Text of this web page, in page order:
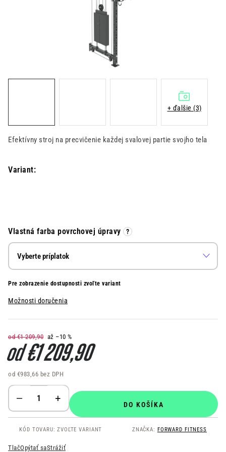
Hodnotenie obchodu
Efektívny stroj na precvičenie každej svalovej partie svojho tela
Variant:
Vlastná farba povrchovej úpravy ?
Pre zobrazenie dostupnosti zvoľte variant
Možnosti doručenia
od €1 209,90 až –10 %
od€1 209,90
od €983,66 bez DPH
Jednotková cena:
DO KOŠÍKA
KÓD TOVARU: ZVOĽTE VARIANT ZNAČKA: FORWARD FITNESS
TlačOpýtať saStrážiť
+ ďalšie (3)